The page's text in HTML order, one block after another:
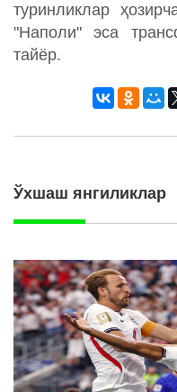
туринликлар
"Наполи" эса
тайёр.
Ўхшаш янгиликлар